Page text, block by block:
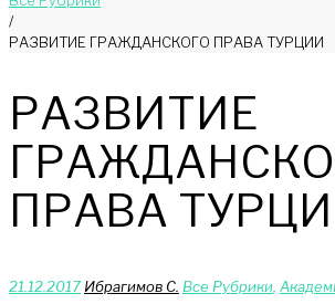
/
РАЗВИТИЕ ГРАЖДАНСКОГО ПРАВА ТУРЦИИ
РАЗВИТИЕ
ПРАВА
21.12.2017 Ибрагимов С. Bce Pyбрики